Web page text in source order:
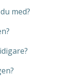
med?